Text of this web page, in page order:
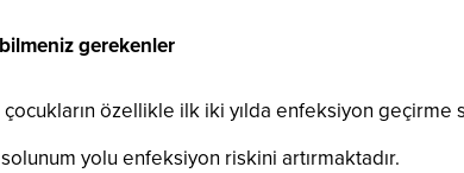
gerekenler
özellikle ilk iki yılda enfeksiyon geçirme
yolu enfeksiyon riskini artırmaktadır.